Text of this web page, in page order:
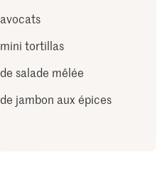
avocats
mini tortillas
de salade mêlée
de jambon aux épices